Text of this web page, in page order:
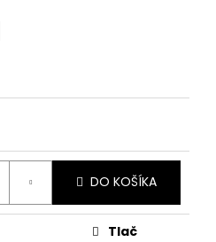
DO KOŠÍKA
Tlač